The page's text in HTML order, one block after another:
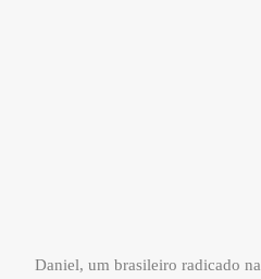
Daniel, um brasileiro radicado